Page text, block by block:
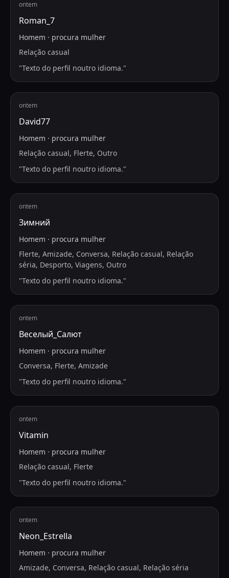
ontem
Roman_7
Homem · procura mulher
Relação casual
"Texto do perfil noutro idioma."
ontem
David77
Homem · procura mulher
Relação casual, Flerte, Outro
"Texto do perfil noutro idioma."
ontem
Зимний
Homem · procura mulher
Flerte, Amizade, Conversa, Relação casual, Relação
séria, Desporto, Viagens, Outro
"Texto do perfil noutro idioma."
ontem
Веселый_Салют
Homem · procura mulher
Conversa, Flerte, Amizade
"Texto do perfil noutro idioma."
ontem
Vitamin
Homem · procura mulher
Relação casual, Flerte
"Texto do perfil noutro idioma."
ontem
Neon_Estrella
Homem · procura mulher
Amizade, Conversa, Relação casual, Relação séria